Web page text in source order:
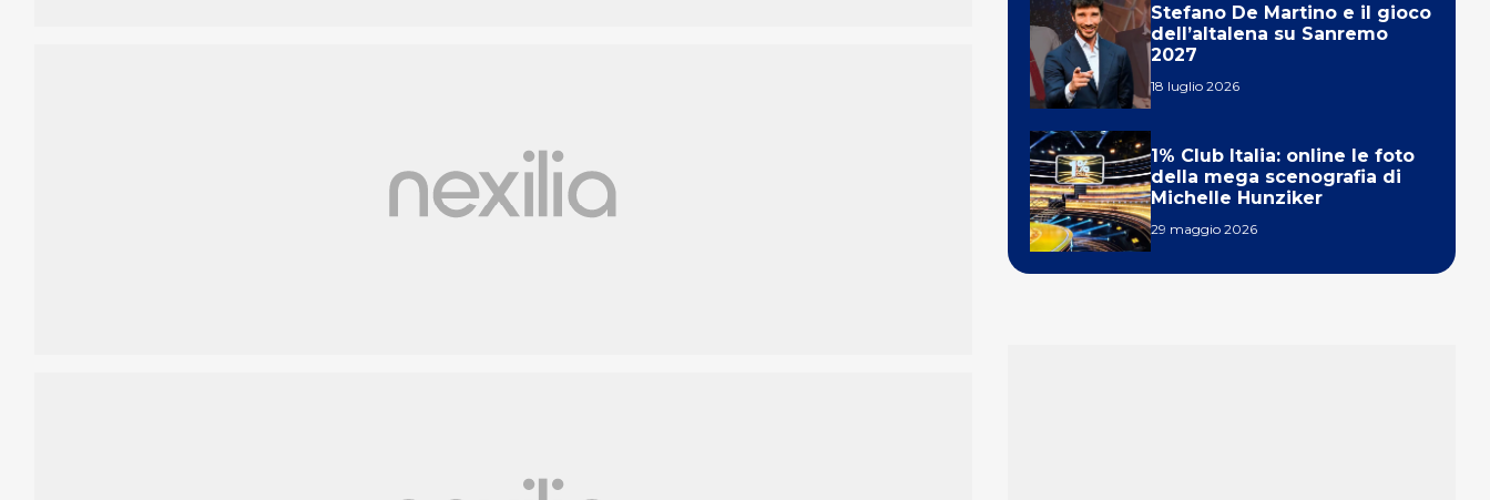
Stefano De Martino e il gioco
dell’altalena su Sanremo
2027
18 luglio 2026
1% Club Italia: online le foto
della mega scenografia di
Michelle Hunziker
29 maggio 2026